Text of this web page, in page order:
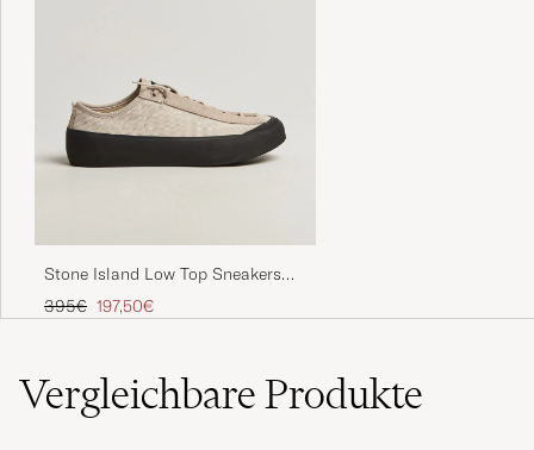
Stone Island Low Top Sneakers
Oats
Regulärer Preis
395€ Reduzierter Preis
197,50€
VergleichbareProdukte